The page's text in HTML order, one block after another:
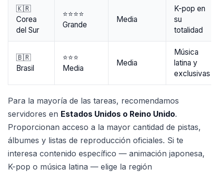
🇰🇷
Corea
del Sur
⭐⭐⭐⭐
Grande
Media
K-pop en
su
totalidad
🇧🇷
Brasil
⭐⭐⭐
Media
Media
Música
latina y
exclusivas
Para la mayoría de las tareas, recomendamos
servidores en Estados Unidos o Reino Unido.
Proporcionan acceso a la mayor cantidad de pistas,
álbumes y listas de reproducción oficiales. Si te
interesa contenido específico — animación japonesa,
K-pop o música latina — elige la región